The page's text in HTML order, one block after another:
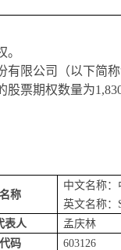
有限公司（以下简称
股票期权数量为
称
中文名称：
英文名称：
表人
孟庆林
码
603126